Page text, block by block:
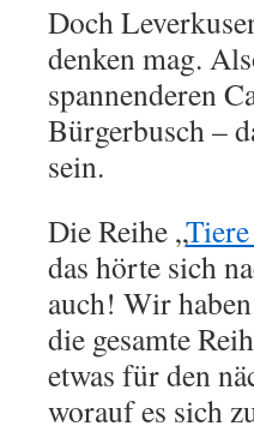
Doch
denken mag.
spannenderen
Bürgerbusch –
sein.
Die Reihe „
das hörte sich
auch! Wir
die gesamte
etwas für den
worauf es sich